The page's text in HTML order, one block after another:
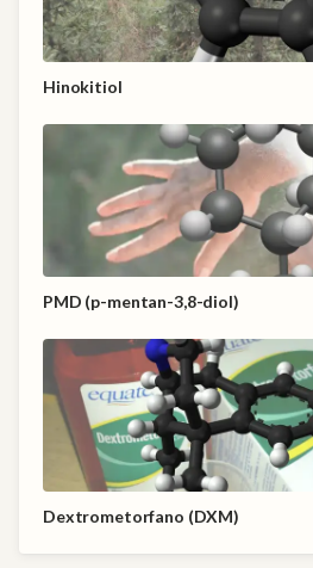
Hinokitiol
PMD (p-mentan-3,8-diol)
Dextrometorfano (DXM)